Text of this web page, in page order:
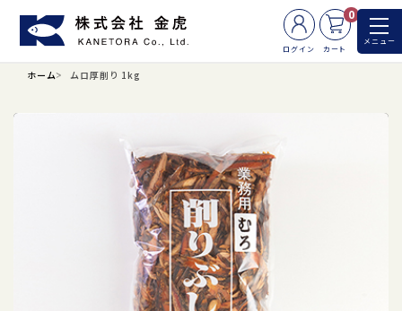
ログイン
0
カート
メニュー
ホーム ムロ厚削り 1kg